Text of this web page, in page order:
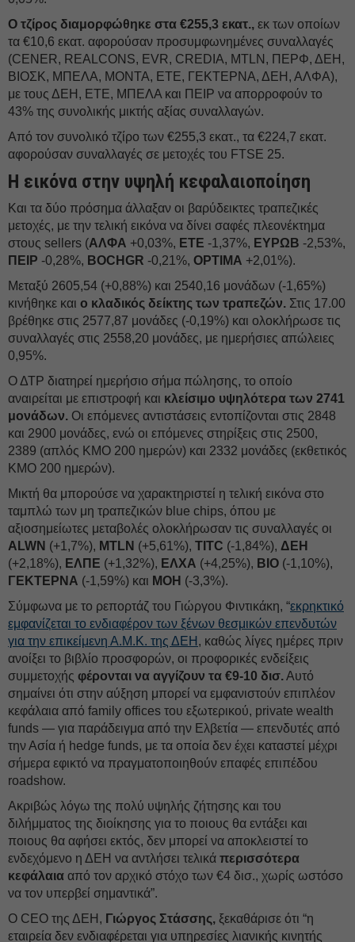
Ο τζίρος διαμορφώθηκε στα €255,3 εκατ., εκ των οποίων
τα €10,6 εκατ. αφορούσαν προσυμφωνημένες συναλλαγές
(CENER, REALCONS, EVR, CREDIA, MTLN, ΠΕΡΦ, ΔΕΗ,
ΒΙΟΣΚ, ΜΠΕΛΑ, ΜΟΝΤΑ, ΕΤΕ, ΓΕΚΤΕΡΝΑ, ΔΕΗ, ΑΛΦΑ),
με τους ΔΕΗ, ΕΤΕ, ΜΠΕΛΑ και ΠΕΙΡ να απορροφούν το
43% της συνολικής μικτής αξίας συναλλαγών.
Από τον συνολικό τζίρο των €255,3 εκατ., τα €224,7 εκατ.
αφορούσαν συναλλαγές σε μετοχές του FTSE 25.
Η εικόνα στην υψηλή κεφαλαιοποίηση
Και τα δύο πρόσημα άλλαξαν οι βαρύδεικτες τραπεζικές
μετοχές, με την τελική εικόνα να δίνει σαφές πλεονέκτημα
στους sellers (ΑΛΦΑ +0,03%, ΕΤΕ -1,37%, ΕΥΡΩΒ -2,53%,
ΠΕΙΡ -0,28%, BOCHGR -0,21%, OPTIMA +2,01%).
Μεταξύ 2605,54 (+0,88%) και 2540,16 μονάδων (-1,65%)
κινήθηκε και ο κλαδικός δείκτης των τραπεζών. Στις 17.00
βρέθηκε στις 2577,87 μονάδες (-0,19%) και ολοκλήρωσε τις
συναλλαγές στις 2558,20 μονάδες, με ημερήσιες απώλειες
0,95%.
Ο ΔΤΡ διατηρεί ημερήσιο σήμα πώλησης, το οποίο
αναιρείται με επιστροφή και κλείσιμο υψηλότερα των 2741
μονάδων. Οι επόμενες αντιστάσεις εντοπίζονται στις 2848
και 2900 μονάδες, ενώ οι επόμενες στηρίξεις στις 2500,
2389 (απλός ΚΜΟ 200 ημερών) και 2332 μονάδες (εκθετικός
ΚΜΟ 200 ημερών).
Μικτή θα μπορούσε να χαρακτηριστεί η τελική εικόνα στο
ταμπλώ των μη τραπεζικών blue chips, όπου με
αξιοσημείωτες μεταβολές ολοκλήρωσαν τις συναλλαγές οι
ALWN (+1,7%), MTLN (+5,61%), TITC (-1,84%), ΔΕΗ
(+2,18%), ΕΛΠΕ (+1,32%), ΕΛΧΑ (+4,25%), ΒΙΟ (-1,10%),
ΓΕΚΤΕΡΝΑ (-1,59%) και ΜΟΗ (-3,3%).
Σύμφωνα με το ρεπορτάζ του Γιώργου Φιντικάκη, “εκρηκτικό
εμφανίζεται το ενδιαφέρον των ξένων θεσμικών επενδυτών
για την επικείμενη Α.Μ.Κ. της ΔΕΗ , καθώς λίγες ημέρες πριν
ανοίξει το βιβλίο προσφορών, οι προφορικές ενδείξεις
συμμετοχής φέρονται να αγγίζουν τα €9-10 δισ.Αυτό
σημαίνει ότι στην αύξηση μπορεί να εμφανιστούν επιπλέον
κεφάλαια από family offices του εξωτερικού, private wealth
funds — για παράδειγμα από την Ελβετία — επενδυτές από
την Ασία ή hedge funds, με τα οποία δεν έχει καταστεί μέχρι
σήμερα εφικτό να πραγματοποιηθούν επαφές επιπέδου
roadshow.
Ακριβώς λόγω της πολύ υψηλής ζήτησης και του
διλήμματος της διοίκησης για το ποιους θα εντάξει και
ποιους θα αφήσει εκτός, δεν μπορεί να αποκλειστεί το
ενδεχόμενο η ΔΕΗ να αντλήσει τελικά περισσότερα
κεφάλαια από τον αρχικό στόχο των €4 δισ., χωρίς ωστόσο
να τον υπερβεί σημαντικά”.
Ο CEO της ΔΕΗ, Γιώργος Στάσσης, ξεκαθάρισε ότι “η
εταιρεία δεν ενδιαφέρεται για υπηρεσίες λιανικής κινητής